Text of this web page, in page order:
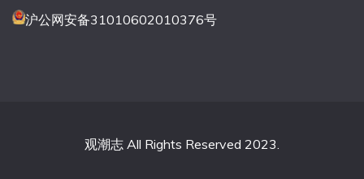
沪公网安备31010602010376号
观潮志 All Rights Reserved 2023.